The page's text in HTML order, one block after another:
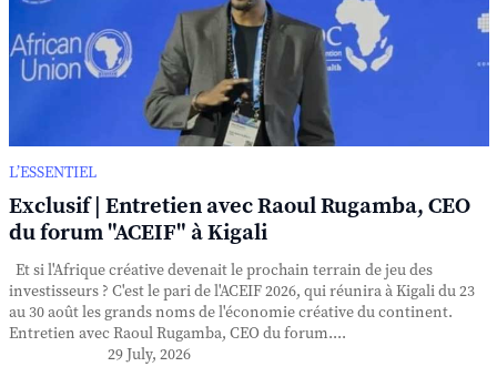
L’ESSENTIEL
Exclusif | Entretien avec Raoul Rugamba, CEO
du forum "ACEIF" à Kigali
Et si l'Afrique créative devenait le prochain terrain de jeu des
investisseurs ? C'est le pari de l'ACEIF 2026, qui réunira à Kigali du 23
au 30 août les grands noms de l'économie créative du continent.
Entretien avec Raoul Rugamba, CEO du forum....
29 July, 2026